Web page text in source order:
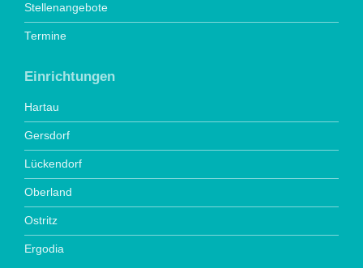
Stellenangebote
Termine
Einrichtungen
Hartau
Gersdorf
Lückendorf
Oberland
Ostritz
Ergodia